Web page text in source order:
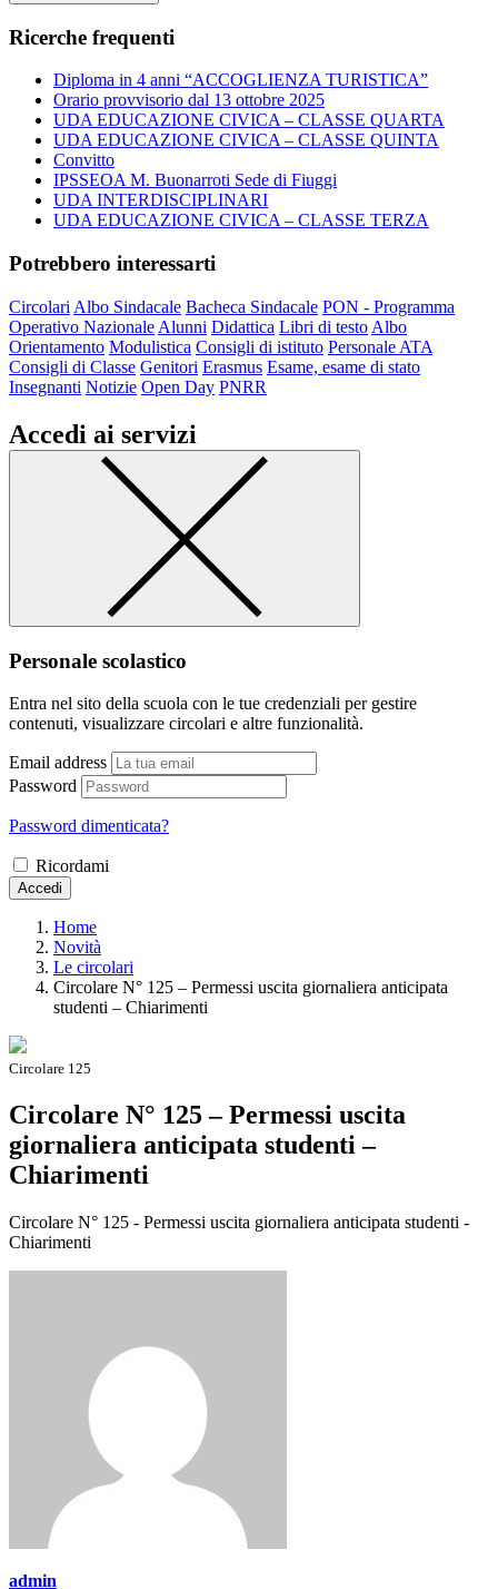
Ricerche frequenti
Diploma in 4 anni “ACCOGLIENZA TURISTICA”
Orario provvisorio dal 13 ottobre 2025
UDA EDUCAZIONE CIVICA – CLASSE QUARTA
UDA EDUCAZIONE CIVICA – CLASSE QUINTA
Convitto
IPSSEOA M. Buonarroti Sede di Fiuggi
UDA INTERDISCIPLINARI
UDA EDUCAZIONE CIVICA – CLASSE TERZA
Potrebbero interessarti
Circolari Albo Sindacale Bacheca Sindacale PON - Programma
Operativo Nazionale Alunni Didattica Libri di testo Albo
Orientamento Modulistica Consigli di istituto Personale ATA
Consigli di Classe Genitori Erasmus Esame, esame di stato
Insegnanti Notizie Open Day PNRR
Accedi ai servizi
Personale scolastico
Entra nel sito della scuola con le tue credenziali per gestire
contenuti, visualizzare circolari e altre funzionalità.
Email address
Password
Password dimenticata?
Ricordami
Accedi
Home
Novità
Le circolari
Circolare N° 125 – Permessi uscita giornaliera anticipata
studenti – Chiarimenti
Circolare 125
Circolare N° 125 – Permessi uscita
giornaliera anticipata studenti –
Chiarimenti
Circolare N° 125 - Permessi uscita giornaliera anticipata studenti -
Chiarimenti
admin